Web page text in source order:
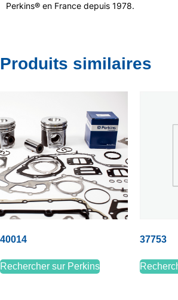
Perkins® en France depuis 1978.
Produits similaires
40014
Rechercher sur Perkins
37753